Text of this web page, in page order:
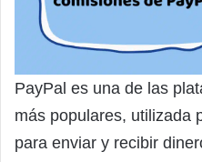
PayPal es una de las
más populares, utilizada
para enviar y recibir